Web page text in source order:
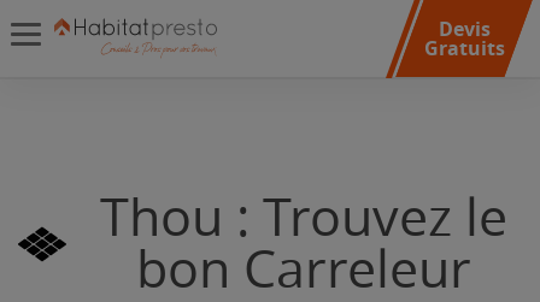
Devis
Gratuits
Thou : Trouvez le
bon Carreleur